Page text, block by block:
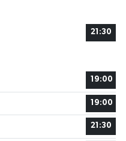
21:30
19:00
19:00
21:30